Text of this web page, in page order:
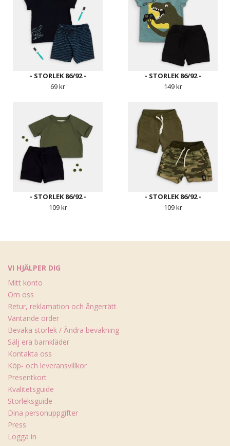
- STORLEK 86/92 -
69 kr
- STORLEK 86/92 -
149 kr
- STORLEK 86/92 -
109 kr
- STORLEK 86/92 -
109 kr
VI HJÄLPER DIG
Mitt konto
Om oss
Retur, reklamation och ångerrätt
Väntande order
Bevaka storlek / Ändra bevakning
Sälj era barnkläder
Kontakta oss
Köp- och leveransvillkor
Presentkort
Kvalitetsguide
Storleksguide
Dina personuppgifter
Press
Logga in